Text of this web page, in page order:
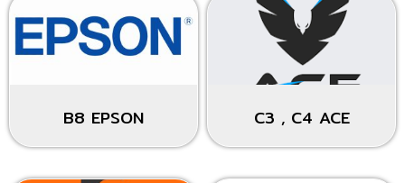
B8 EPSON C3 , C4 ACE